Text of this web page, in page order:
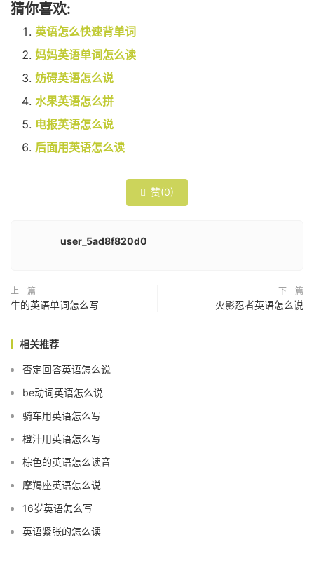
猜你喜欢:
英语怎么快速背单词
妈妈英语单词怎么读
妨碍英语怎么说
水果英语怎么拼
电报英语怎么说
后面用英语怎么读
 赞(0)
user_5ad8f820d0
上一篇
牛的英语单词怎么写
下一篇
火影忍者英语怎么说
相关推荐
否定回答英语怎么说
be动词英语怎么说
骑车用英语怎么写
橙汁用英语怎么写
棕色的英语怎么读音
摩羯座英语怎么说
16岁英语怎么写
英语紧张的怎么读